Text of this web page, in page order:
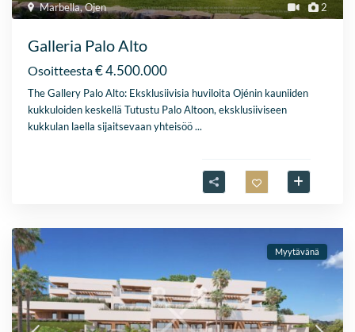
2
Marbella,Ojen
Galleria Palo Alto
Osoitteesta€ 4.500.000
The Gallery Palo Alto: Eksklusiivisia huviloita Ojénin kauniiden
kukkuloiden keskellä Tutustu Palo Altoon, eksklusiiviseen
kukkulan laella sijaitsevaan yhteisöö...
Myytävänä